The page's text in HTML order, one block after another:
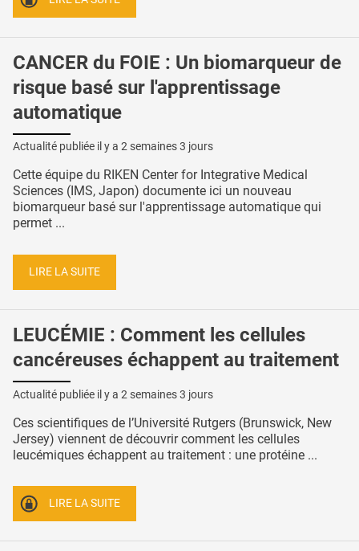
CANCER du FOIE : Un biomarqueur de
risque basé sur l'apprentissage
automatique
Actualité publiée il y a 2 semaines 3 jours
Cette équipe du RIKEN Center for Integrative Medical
Sciences (IMS, Japon) documente ici un nouveau
biomarqueur basé sur l'apprentissage automatique qui
permet ...
LIRE LA SUITE
LEUCÉMIE : Comment les cellules
cancéreuses échappent au traitement
Actualité publiée il y a 2 semaines 3 jours
Ces scientifiques de l’Université Rutgers (Brunswick, New
Jersey) viennent de découvrir comment les cellules
leucémiques échappent au traitement : une protéine ...
LIRE LA SUITE